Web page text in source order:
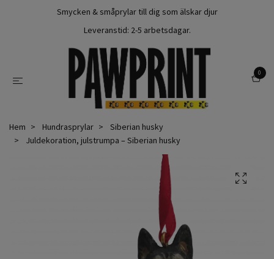
Smycken & småprylar till dig som älskar djur
Leveranstid: 2-5 arbetsdagar.
0
Hem Hundrasprylar
Siberian husky
Juldekoration, julstrumpa – Siberian husky